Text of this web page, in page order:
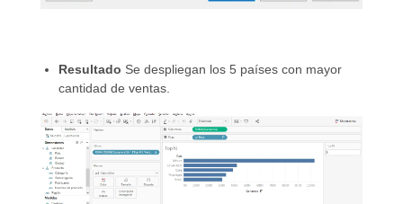
Resultado Se despliegan los 5 países con mayor
cantidad de ventas.